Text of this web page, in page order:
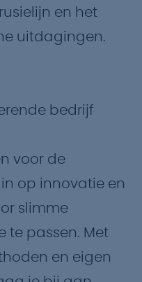
en het
uitdagingen.
bedrijf
voor de
op innovatie en
slimme
te passen. Met
en eigen